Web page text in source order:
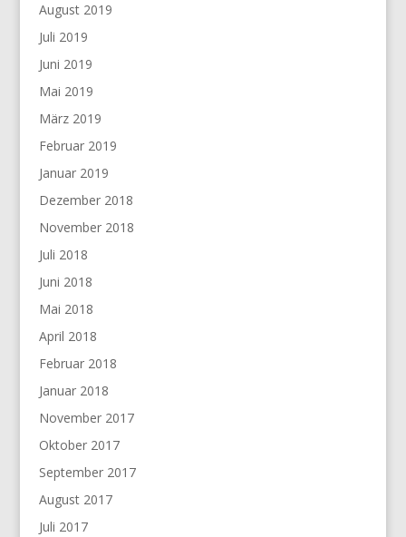
August 2019
Juli 2019
Juni 2019
Mai 2019
März 2019
Februar 2019
Januar 2019
Dezember 2018
November 2018
Juli 2018
Juni 2018
Mai 2018
April 2018
Februar 2018
Januar 2018
November 2017
Oktober 2017
September 2017
August 2017
Juli 2017